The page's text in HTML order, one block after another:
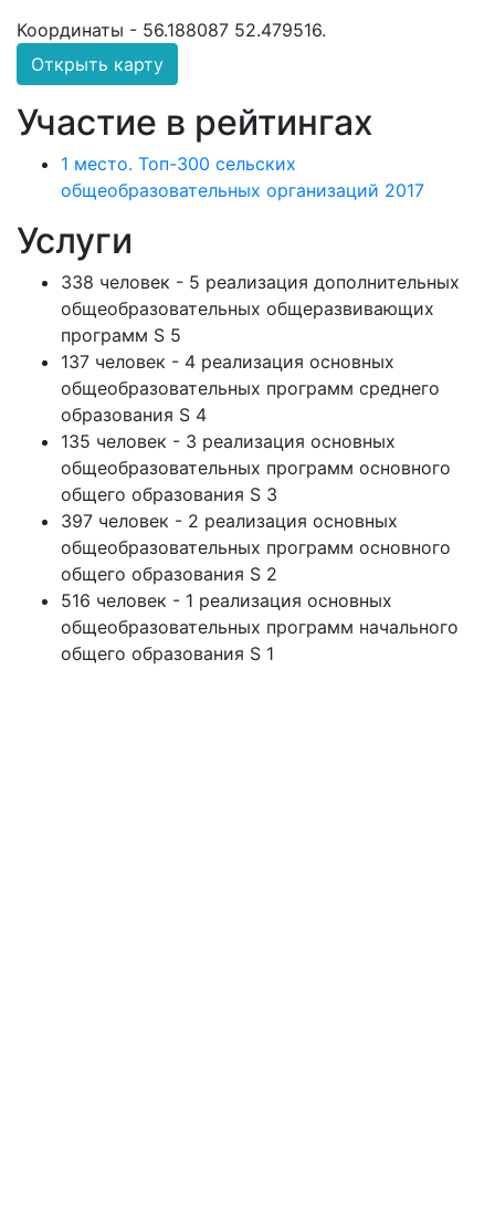
Координаты - 56.188087 52.479516.
Открыть карту
Участие в рейтингах
1 место. Топ-300 сельских
общеобразовательных организаций 2017
Услуги
338 человек - 5 реализация дополнительных
общеобразовательных общеразвивающих
программ S 5
137 человек - 4 реализация основных
общеобразовательных программ среднего
образования S 4
135 человек - 3 реализация основных
общеобразовательных программ основного
общего образования S 3
397 человек - 2 реализация основных
общеобразовательных программ основного
общего образования S 2
516 человек - 1 реализация основных
общеобразовательных программ начального
общего образования S 1